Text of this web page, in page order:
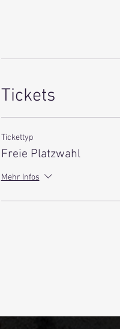
Tickets
Tickettyp
Freie Platzwahl
Mehr Infos